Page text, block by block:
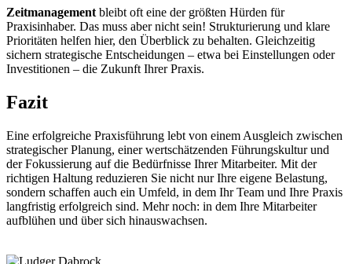
Zeitmanagement bleibt oft eine der größten Hürden für
Praxisinhaber. Das muss aber nicht sein! Strukturierung und klare
Prioritäten helfen hier, den Überblick zu behalten. Gleichzeitig
sichern strategische Entscheidungen – etwa bei Einstellungen oder
Investitionen – die Zukunft Ihrer Praxis.
Fazit
Eine erfolgreiche Praxisführung lebt von einem Ausgleich zwischen
strategischer Planung, einer wertschätzenden Führungskultur und
der Fokussierung auf die Bedürfnisse Ihrer Mitarbeiter. Mit der
richtigen Haltung reduzieren Sie nicht nur Ihre eigene Belastung,
sondern schaffen auch ein Umfeld, in dem Ihr Team und Ihre Praxis
langfristig erfolgreich sind. Mehr noch: in dem Ihre Mitarbeiter
aufblühen und über sich hinauswachsen.